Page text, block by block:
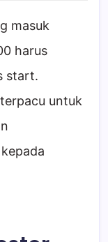
masuk
harus
start.
untuk